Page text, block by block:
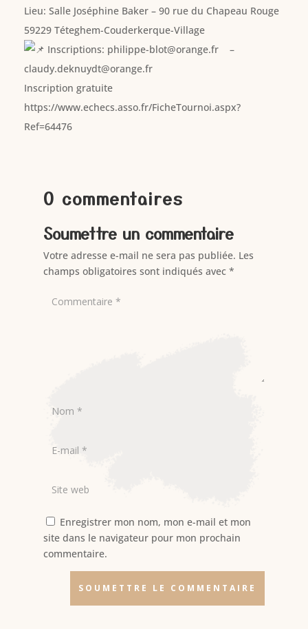
Lieu: Salle Joséphine Baker – 90 rue du Chapeau Rouge
59229 Téteghem-Couderkerque-Village
Inscriptions: philippe-blot@orange.fr –
claudy.deknuydt@orange.fr
Inscription gratuite
https://www.echecs.asso.fr/FicheTournoi.aspx?
Ref=64476
0 commentaires
Soumettre un commentaire
Votre adresse e-mail ne sera pas publiée. Les
champs obligatoires sont indiqués avec *
Enregistrer mon nom, mon e-mail et mon
site dans le navigateur pour mon prochain
commentaire.
SOUMETTRE LE COMMENTAIRE